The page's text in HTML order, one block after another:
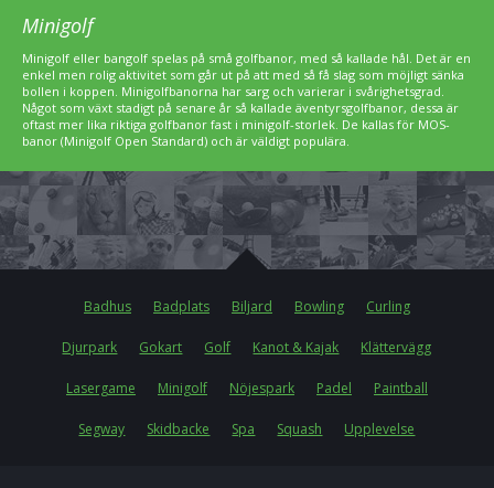
Minigolf
Minigolf eller bangolf spelas på små golfbanor, med så kallade hål. Det är en
enkel men rolig aktivitet som går ut på att med så få slag som möjligt sänka
bollen i koppen. Minigolfbanorna har sarg och varierar i svårighetsgrad.
Något som växt stadigt på senare år så kallade äventyrsgolfbanor, dessa är
oftast mer lika riktiga golfbanor fast i minigolf-storlek. De kallas för MOS-
banor (Minigolf Open Standard) och är väldigt populära.
Badhus Badplats Biljard Bowling Curling
Djurpark Gokart Golf Kanot & Kajak Klättervägg
Lasergame Minigolf Nöjespark Padel Paintball
Segway Skidbacke Spa Squash Upplevelse